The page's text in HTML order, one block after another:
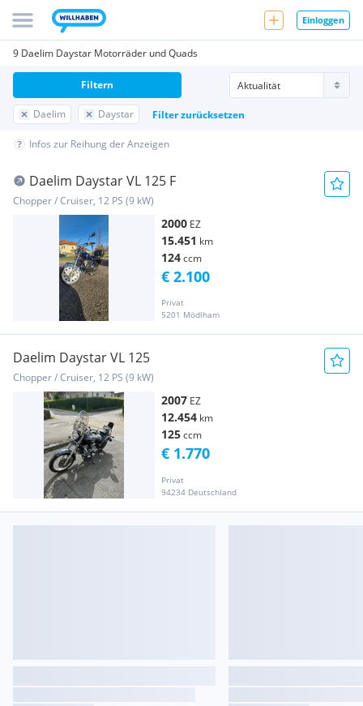
Einloggen
9 Daelim Daystar Motorräder und Quads
Daelim Daystar Filter zurücksetzen
Filtern
Infos zur Reihung der Anzeigen
Daelim Daystar VL 125 F
Chopper / Cruiser, 12 PS (9 kW)
2000 EZ
15.451 km
124ccm
Privat
5201 Mödlham
€ 2.100
Daelim Daystar VL 125
Chopper / Cruiser, 12 PS (9 kW)
2007 EZ
12.454 km
125ccm
Privat
94234 Deutschland
€ 1.770